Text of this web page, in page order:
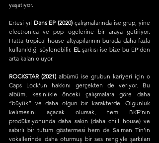
yaşatıyor.
Ertesi yıl Dans EP (2020) çalışmalarında ise grup, yine
electronica ve pop ögelerine bir araya getiriyor.
Hatta tropical house altyapılarının burada daha fazla
kullanıldığı söylenebilir. EL şarkısı ise bize bu EP’den
arta kalan oluyor.
ROCKSTAR (2021) albümü ise grubun kariyeri için o
Caps Lock’un hakkını gerçekten de veriyor. Bu
albüm, kesinlikle önceki çalışmalara göre daha
“büyük” ve daha olgun bir karakterde. Olgunluk
kelimesini açacak olursak, hem BKE’nin
prodüksiyonunda daha sakin (daha chill house) ve
sabırlı bir tutum göstermesi hem de Salman Tin’in
vokallerinde daha oturmuş bir ses rengiyle şarkıları